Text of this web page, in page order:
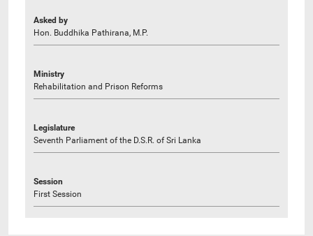
Asked by
Hon. Buddhika Pathirana, M.P.
Ministry
Rehabilitation and Prison Reforms
Legislature
Seventh Parliament of the D.S.R. of Sri Lanka
Session
First Session